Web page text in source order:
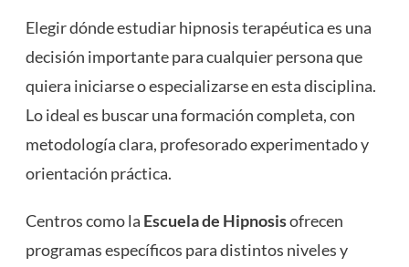
Elegir dónde estudiar hipnosis terapéutica es una
decisión importante para cualquier persona que
quiera iniciarse o especializarse en esta disciplina.
Lo ideal es buscar una formación completa, con
metodología clara, profesorado experimentado y
orientación práctica.
Centros como la Escuela de Hipnosisofrecen
programas específicos para distintos niveles y